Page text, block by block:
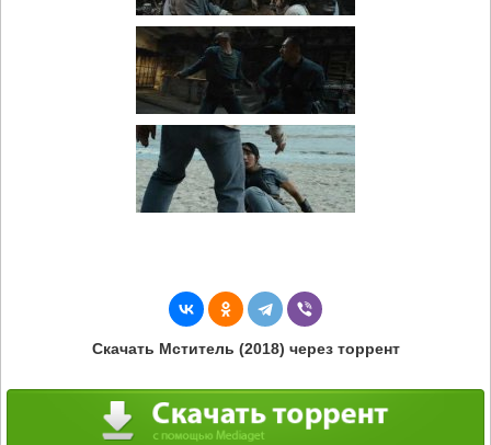
Скачать Мститель (2018) через торрент